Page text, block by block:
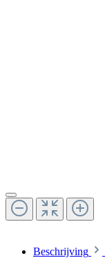
Beschrijving